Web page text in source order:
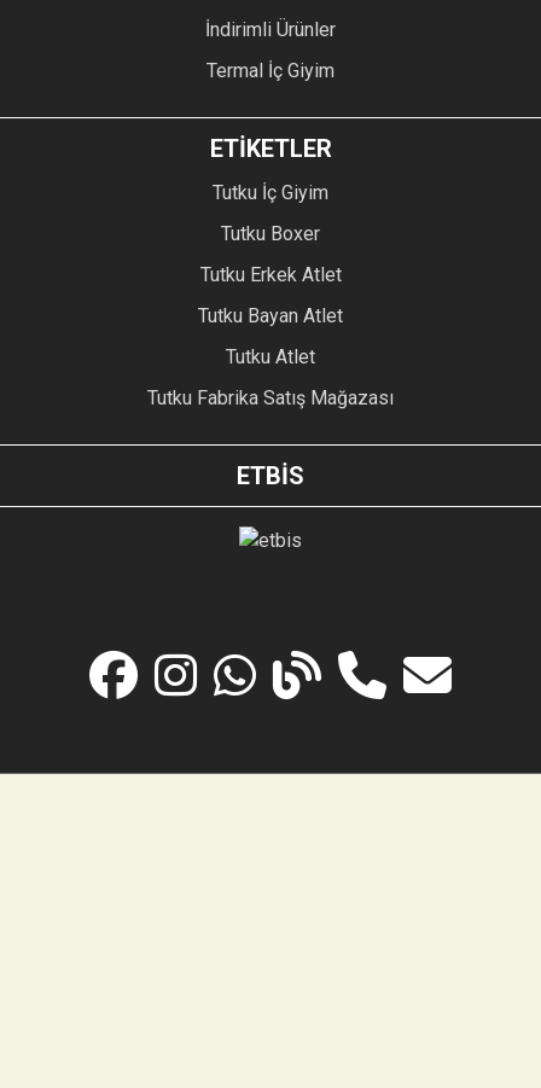
İndirimli Ürünler
Termal İç Giyim
ETİKETLER
Tutku İç Giyim
Tutku Boxer
Tutku Erkek Atlet
Tutku Bayan Atlet
Tutku Atlet
Tutku Fabrika Satış Mağazası
ETBİS